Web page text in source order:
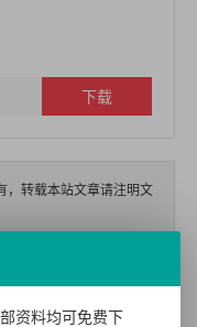
下载
，转载本站文章请注明文
资料均可免费下